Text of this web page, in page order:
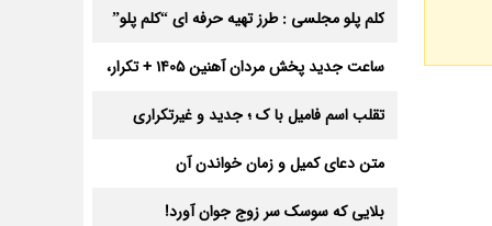
کلم پلو مجلسی : طرز تهیه حرفه ای “کلم پلو”
ساعت جدید پخش مردان آهنین 1405 + تکرار،
تقلب اسم فامیل با ک ؛ جدید و غیرتکراری
متن دعای کمیل و زمان خواندن آن
بلایی که سوسک سر زوج جوان آورد!